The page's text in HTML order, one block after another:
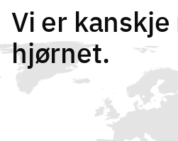
Vi er
hjørnet.